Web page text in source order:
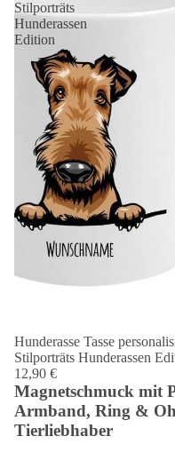
Stilporträts
Hunderassen
Edition
Hunderasse Tasse
Stilporträts Hunderassen
12,90 €
Magnetschmuck mit
Armband, Ring &
Tierliebhaber